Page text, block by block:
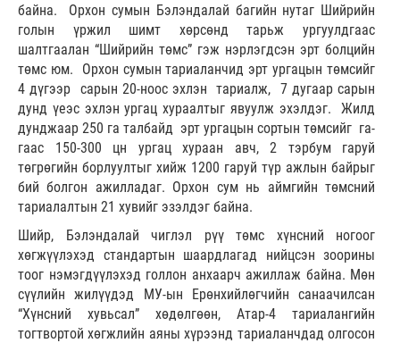
байна. Орхон сумын Бэлэндалай багийн нутаг Шийрийн
голын үржил шимт хөрсөнд тарьж ургуулдгаас
шалтгаалан “Шийрийн төмс” гэж нэрлэгдсэн эрт болцийн
төмс юм. Орхон сумын тариаланчид эрт ургацын төмсийг
4 дүгээр сарын 20-ноос эхлэн тариалж, 7 дугаар сарын
дунд үеэс эхлэн ургац хураалтыг явуулж эхэлдэг. Жилд
дунджаар 250 га талбайд эрт ургацын сортын төмсийг га-
гаас 150-300 цн ургац хураан авч, 2 тэрбум гаруй
төгрөгийн борлуултыг хийж 1200 гаруй түр ажлын байрыг
бий болгон ажилладаг. Орхон сум нь аймгийн төмсний
тариалалтын 21 хувийг эзэлдэг байна.
Шийр, Бэлэндалай чиглэл рүү төмс хүнсний ногоог
хөгжүүлэхэд стандартын шаардлагад нийцсэн зоорины
тоог нэмэгдүүлэхэд голлон анхаарч ажиллаж байна. Мөн
сүүлийн жилүүдэд МУ-ын Ерөнхийлөгчийн санаачилсан
“Хүнсний хувьсал” хөдөлгөөн, Атар-4 тариалангийн
тогтвортой хөгжлийн аяны хүрээнд тариаланчдад олгосон